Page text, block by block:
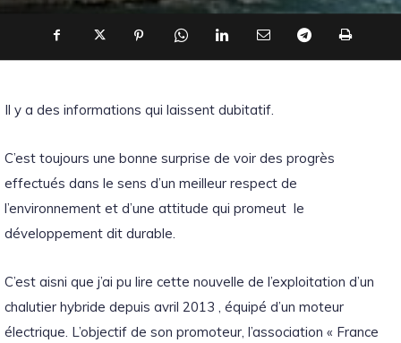
Il y a des informations qui laissent dubitatif.
C’est toujours une bonne surprise de voir des progrès
effectués dans le sens d’un meilleur respect de
l’environnement et d’une attitude qui promeut le
développement dit durable.
C’est aisni que j’ai pu lire cette nouvelle de l’exploitation d’un
chalutier hybride depuis avril 2013 , équipé d’un moteur
électrique. L’objectif de son promoteur, l’association « France